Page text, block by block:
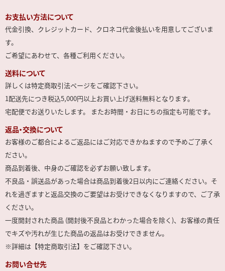
お支払い方法について
代金引換、クレジットカード、クロネコ代金後払いを用意してございま
す。
ご希望にあわせて、各種ご利用ください。
送料について
詳しくは特定商取引法ページをご確認下さい。
1配送先につき税込5,000円以上お買い上げ送料無料となります。
宅配便でお送りいたします。 またお時間・お日にちの指定も可能です。
返品・交換について
お客様のご都合によるご返品にはご対応できかねますので予めご了承く
ださい。
商品到着後、中身のご確認を必ずお願い致します。
不良品・誤送品があった場合は商品到着後2日以内にご連絡ください。そ
れを過ぎますと返品交換のご要望はお受けできなくなりますので、ご了承
ください。
一度開封された商品 (開封後不良品とわかった場合を除く)、お客様の責任
でキズや汚れが生じた商品の返品はお受けできません。
※詳細は【特定商取引法】をご確認下さい。
お問い合せ先